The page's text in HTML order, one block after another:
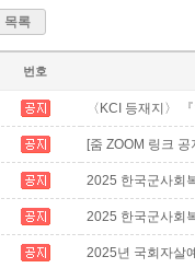
목록
번호
〈KCI 등재지〉
[줌 ZOOM 링크
2025 한국군사회
2025 한국군사회
2025년 국회자살